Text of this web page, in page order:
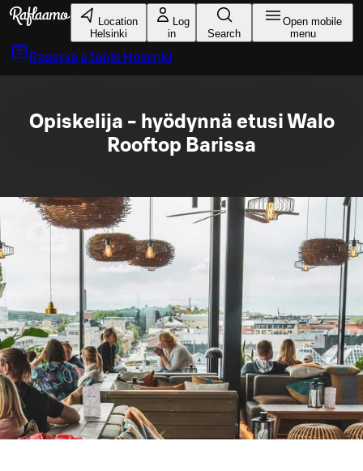
Skip to main content
Location
Helsinki
Log
in
Search
Open mobile
menu
Reserve a table Helsinki
Opiskelija - hyödynnä etusi Walo
Rooftop Barissa